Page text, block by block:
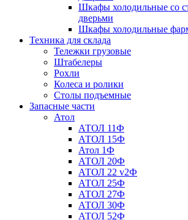
Шкафы холодильные со
дверьми
Шкафы холодильные
Техника для склада
Тележки грузовые
Штабелеры
Рохли
Колеса и ролики
Столы подъемные
Запасные части
Атол
АТОЛ 11Ф
АТОЛ 15Ф
Атол 1Ф
АТОЛ 20Ф
АТОЛ 22 v2Ф
АТОЛ 25Ф
АТОЛ 27Ф
АТОЛ 30Ф
АТОЛ 52Ф